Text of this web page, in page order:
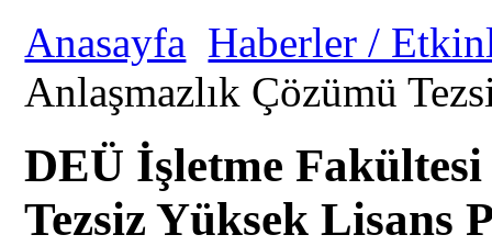
Anasayfa Haberler /
Anlaşmazlık Çözümü
DEÜ İşletme
Tezsiz Yüksek Lisans